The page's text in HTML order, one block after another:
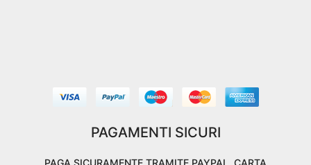
PAGAMENTI SICURI
PAGA SICURAMENTE TRAMITE PAYPAL, CARTA